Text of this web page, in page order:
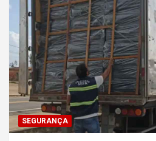
SEGURANÇA